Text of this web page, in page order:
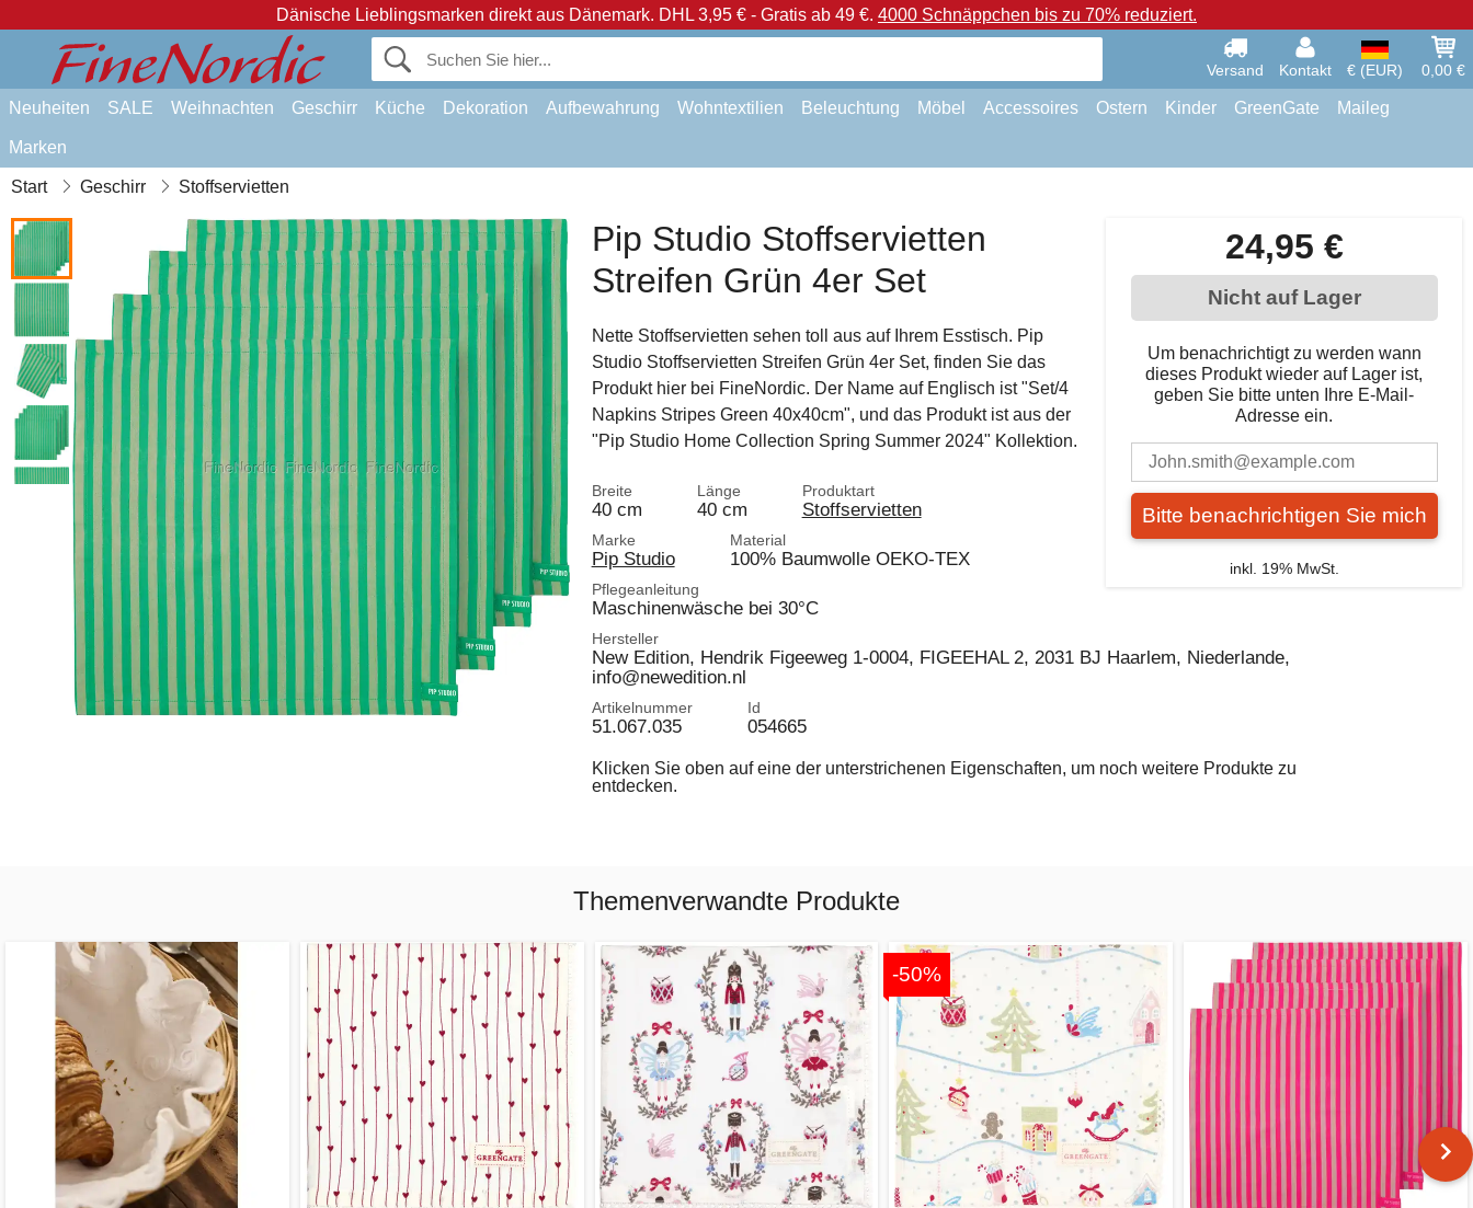
Dänische Lieblingsmarken direkt aus Dänemark. DHL 3,95 € - Gratis ab 49 €. 4000 Schnäppchen bis zu 70% reduziert.
Versand Kontakt € (EUR) 0,00 €
Neuheiten SALE Weihnachten Geschirr Küche Dekoration Aufbewahrung Wohntextilien Beleuchtung Möbel Accessoires Ostern Kinder GreenGate Maileg
Marken
Start Geschirr Stoffservietten
24,95 €
Nicht auf Lager
Um benachrichtigt zu werden wann
dieses Produkt wieder auf Lager ist,
geben Sie bitte unten Ihre E-Mail-
Adresse ein.
Bitte benachrichtigen Sie mich
inkl. 19% MwSt.
Pip Studio Stoffservietten
Streifen Grün 4er Set
Nette Stoffservietten sehen toll aus auf Ihrem Esstisch. Pip
Studio Stoffservietten Streifen Grün 4er Set, finden Sie das
Produkt hier bei FineNordic. Der Name auf Englisch ist "Set/4
Napkins Stripes Green 40x40cm", und das Produkt ist aus der
"Pip Studio Home Collection Spring Summer 2024" Kollektion.
Breite
40 cm
Länge
40 cm
Produktart
Stoffservietten
Marke
Pip Studio
Material
100% Baumwolle OEKO-TEX
Pflegeanleitung
Maschinenwäsche bei 30°C
Hersteller
New Edition, Hendrik Figeeweg 1-0004, FIGEEHAL 2, 2031 BJ Haarlem, Niederlande,
info@newedition.nl
Artikelnummer
51.067.035
Id
054665
Klicken Sie oben auf eine der unterstrichenen Eigenschaften, um noch weitere Produkte zu
entdecken.
Themenverwandte Produkte
-50%